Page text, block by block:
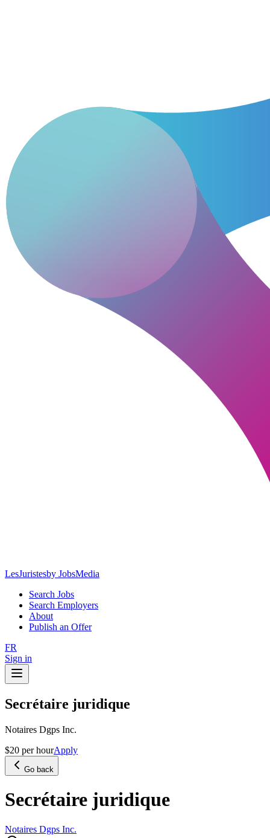
LesJuristesby JobsMedia
Search Jobs
Search Employers
About
Publish an Offer
FR
Sign in
Secrétaire juridique
Notaires Dgps Inc.
$20 per hourApply
Go back
Secrétaire juridique
Notaires Dgps Inc.